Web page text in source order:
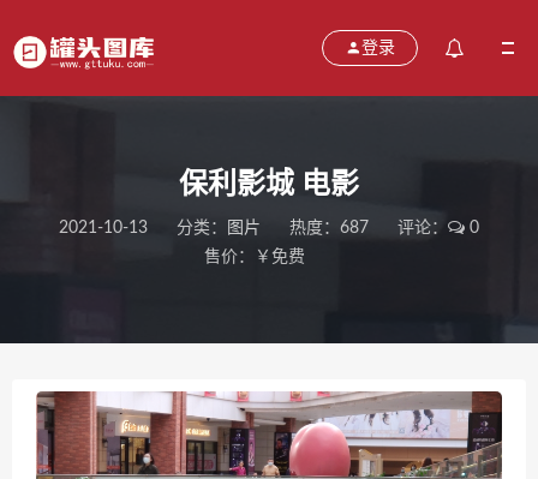
登录
保利影城 电影
2021-10-13 分类： 图片 热度：687 评论：
0
售价：￥免费